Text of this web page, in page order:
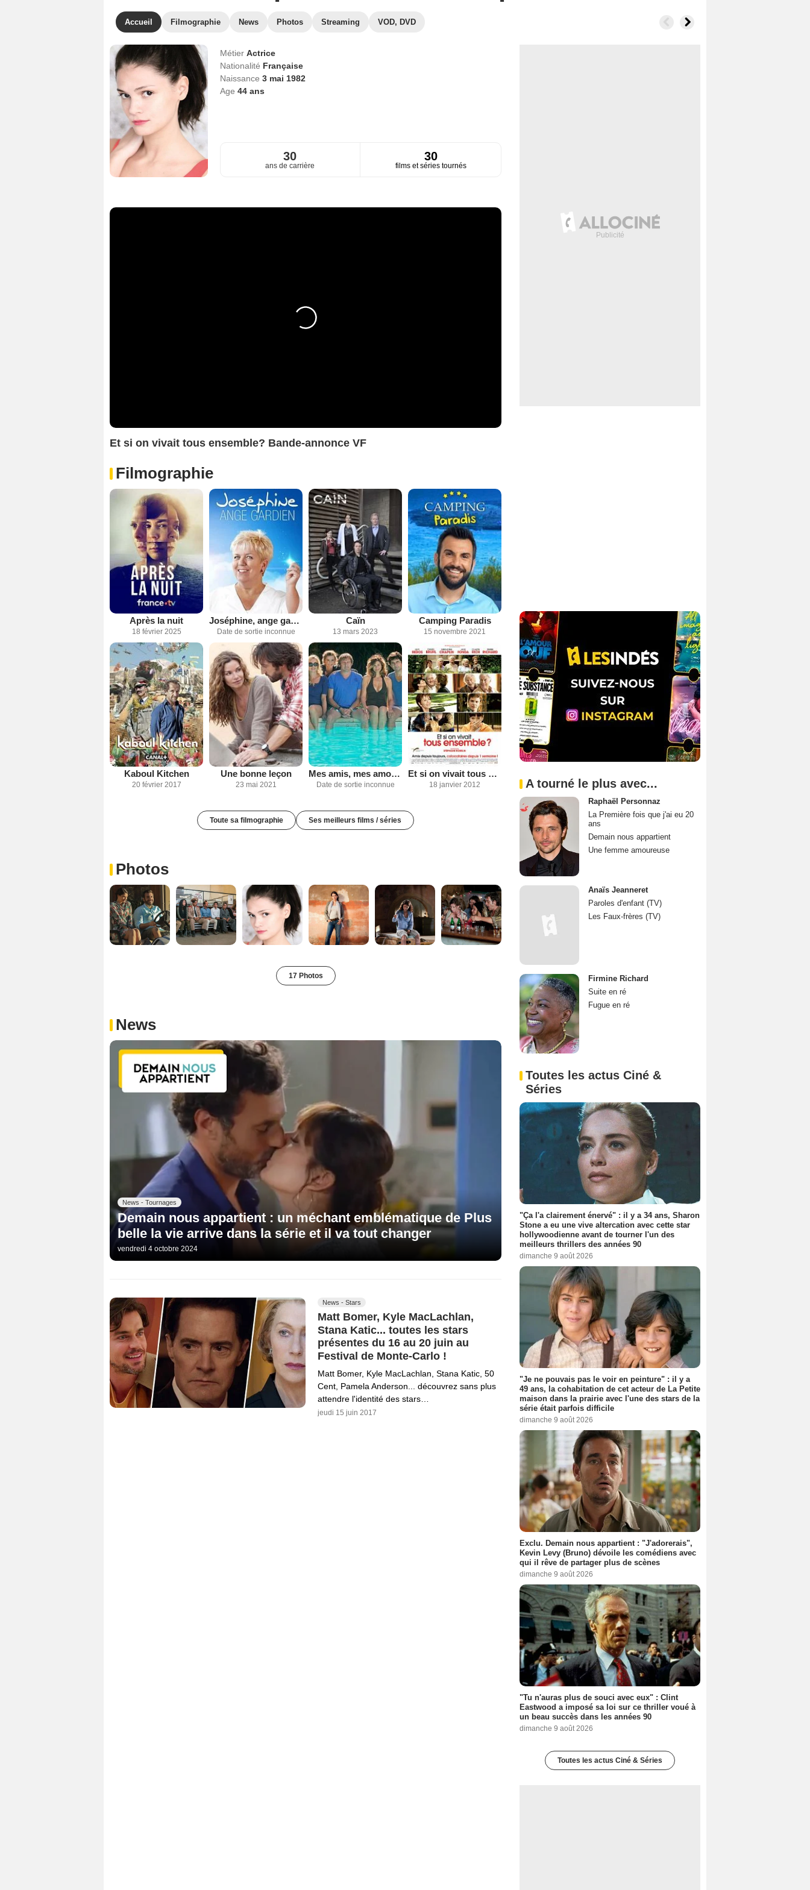
Accueil Filmographie News Photos Streaming VOD, DVD
Métier Actrice
Nationalité Française
Naissance 3 mai 1982
Age 44ans
30
ans de carrière
30
films et séries tournés
Et si on vivait tous ensemble? Bande-annonce VF
Filmographie
Après la nuit
18 février 2025
Joséphine, ange gardien
Date de sortie inconnue
Caïn
13 mars 2023
Camping Paradis
15 novembre 2021
Kaboul Kitchen
20 février 2017
Une bonne leçon
23 mai 2021
Mes amis, mes amours, mes emmerdes
Date de sortie inconnue
Et si on vivait tous ensemble?
18 janvier 2012
Toute sa filmographie Ses meilleurs films / séries
Photos
17 Photos
News
News - Tournages
Demain nous appartient : un méchant emblématique de Plus
belle la vie arrive dans la série et il va tout changer
vendredi 4 octobre 2024
News - Stars
Matt Bomer, Kyle MacLachlan,
Stana Katic... toutes les stars
présentes du 16 au 20 juin au
Festival de Monte-Carlo !
Matt Bomer, Kyle MacLachlan, Stana Katic, 50
Cent, Pamela Anderson... découvrez sans plus
attendre l'identité des stars…
jeudi 15 juin 2017
A tourné le plus avec...
Raphaël Personnaz
La Première fois que j'ai eu 20
ans
Demain nous appartient
Une femme amoureuse
Anaïs Jeanneret
Paroles d'enfant (TV)
Les Faux-frères (TV)
Firmine Richard
Suite en ré
Fugue en ré
Toutes les actus Ciné &
Séries
"Ça l'a clairement énervé" : il y a 34 ans, Sharon
Stone a eu une vive altercation avec cette star
hollywoodienne avant de tourner l'un des
meilleurs thrillers des années 90
dimanche 9 août 2026
"Je ne pouvais pas le voir en peinture" : il y a
49 ans, la cohabitation de cet acteur de La Petite
maison dans la prairie avec l'une des stars de la
série était parfois difficile
dimanche 9 août 2026
Exclu. Demain nous appartient : "J'adorerais",
Kevin Levy (Bruno) dévoile les comédiens avec
qui il rêve de partager plus de scènes
dimanche 9 août 2026
"Tu n'auras plus de souci avec eux" : Clint
Eastwood a imposé sa loi sur ce thriller voué à
un beau succès dans les années 90
dimanche 9 août 2026
Toutes les actus Ciné & Séries